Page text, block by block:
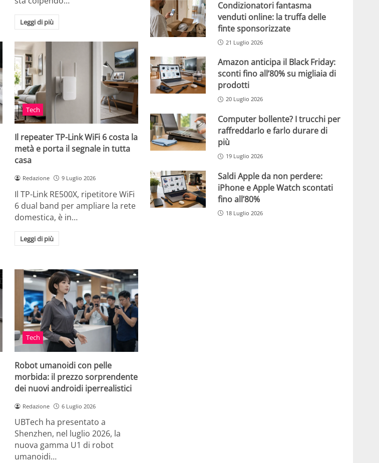
Leggi di più
Tech
Il repeater TP-Link WiFi 6 costa la
metà e porta il segnale in tutta
casa
Redazione 9 Luglio 2026
Il TP-Link RE500X, ripetitore WiFi
6 dual band per ampliare la rete
domestica, è in…
Leggi di più
Tech
Robot umanoidi con pelle
morbida: il prezzo sorprendente
dei nuovi androidi iperrealistici
Redazione 6 Luglio 2026
UBTech ha presentato a
Shenzhen, nel luglio 2026, la
nuova gamma U1 di robot
umanoidi…
Condizionatori fantasma
venduti online: la truffa delle
finte sponsorizzate
21 Luglio 2026
Amazon anticipa il Black Friday:
sconti fino all’80% su migliaia di
prodotti
20 Luglio 2026
Computer bollente? I trucchi per
raffreddarlo e farlo durare di
più
19 Luglio 2026
Saldi Apple da non perdere:
iPhone e Apple Watch scontati
fino all’80%
18 Luglio 2026